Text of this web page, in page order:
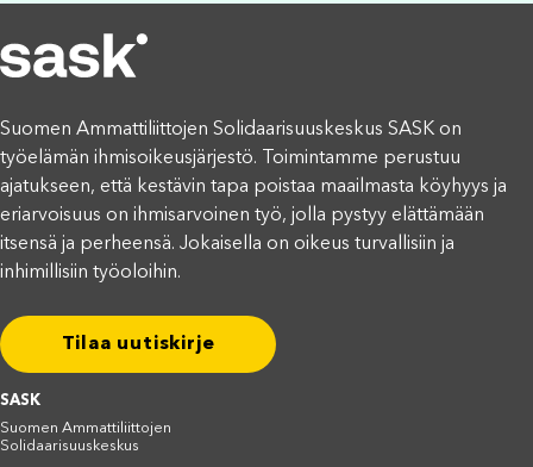
Suomen Ammattiliittojen Solidaarisuuskeskus SASK on
työelämän ihmisoikeusjärjestö. Toimintamme perustuu
ajatukseen, että kestävin tapa poistaa maailmasta köyhyys ja
eriarvoisuus on ihmisarvoinen työ, jolla pystyy elättämään
itsensä ja perheensä. Jokaisella on oikeus turvallisiin ja
inhimillisiin työoloihin.
Tilaa uutiskirje
SASK
Suomen Ammattiliittojen
Solidaarisuuskeskus